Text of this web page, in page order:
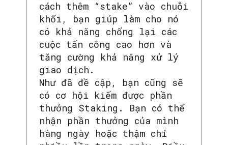
cách thêm “stake” vào chuỗi
khối, bạn giúp làm cho nó
có khả năng chống lại các
cuộc tấn công cao hơn và
tăng cường khả năng xử lý
giao dịch.
Như đã đề cập, bạn cũng sẽ
có cơ hội kiếm được phần
thưởng Staking. Bạn có thể
nhận phần thưởng của mình
hàng ngày hoặc thậm chí